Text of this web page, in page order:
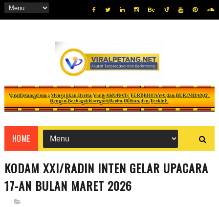
HOME
KODAM XXI/RADIN INTEN GELAR UPACARA
17-AN BULAN MARET 2026